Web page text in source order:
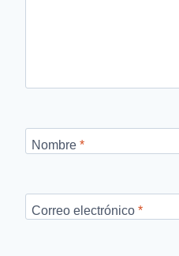
Nombre *
Correo electrónico *